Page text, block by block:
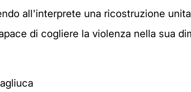
all'interprete una ricostruzione
di cogliere la violenza nella sua